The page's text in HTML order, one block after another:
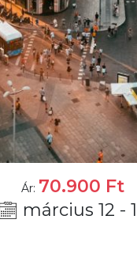
Ár: 70.900 Ft
március 12 -